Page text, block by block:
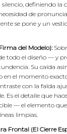
definiendo
de
se pone y un
del Modelo):
todo el diseño — y
Su caída
en el momento
con la falda
Es el detalle que
— el elemento
limpias.
Frontal (El Cierre